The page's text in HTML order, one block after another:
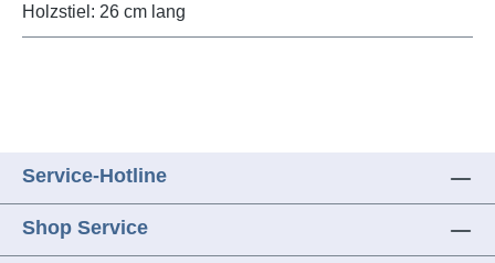
Holzstiel: 26 cm lang
Service-Hotline
Shop Service